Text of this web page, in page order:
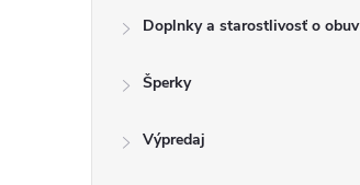
Doplnky a starostlivosť o obuv
Šperky
Výpredaj